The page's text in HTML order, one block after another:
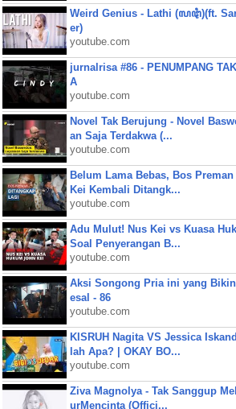
Weird Genius - Lathi (ꦭꦛꦶ)(ft.
er)
youtube.com
jurnalrisa #86 - PENUMPANG
A
youtube.com
Novel Tak Berujung - Novel
an Saja Terdakwa (...
youtube.com
Belum Lama Bebas, Bos
Kei Kembali Ditangk...
youtube.com
Adu Mulut! Nus Kei vs Kuasa
Soal Penyerangan B...
youtube.com
Aksi Songong Pria ini yang
esal - 86
youtube.com
KISRUH Nagita VS Jessica
lah Apa? | OKAY BO...
youtube.com
Ziva Magnolya - Tak Sanggup
urMencinta (Offici...